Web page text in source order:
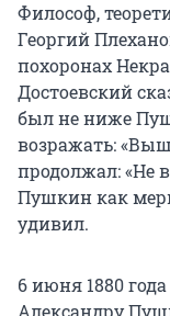
Философ,
Георгий
похоронах
Достоевский
был не ниже
возражать:
продолжал: «Не
Пушкин как
удивил.
6 июня 1880
Александру